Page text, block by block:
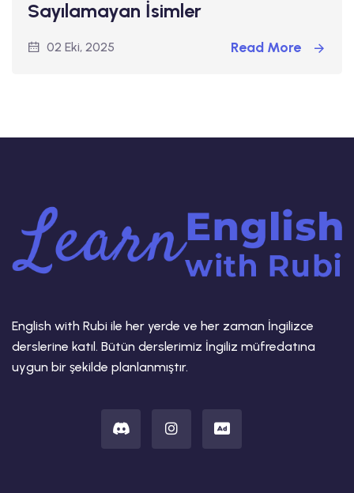
Sayılamayan İsimler
02 Eki, 2025 Read More
English with Rubi ile her yerde ve her zaman İngilizce
derslerine katıl. Bütün derslerimiz İngiliz müfredatına
uygun bir şekilde planlanmıştır.